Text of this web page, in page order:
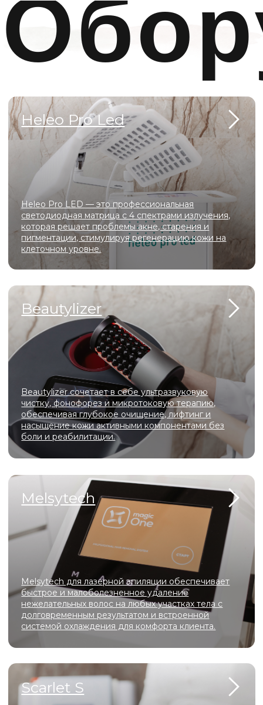
Современный аппарат для газожидкостного
пилинга, который сочетает глубокое очищение,
деликатное обновление кожи, лимфодренаж и
интенсивное увлажнение
АтисМед PRO 7
Capello сочетает функции эпиляции, лифтинга и
микротоков — всё необходимое для эффективной
косметологии в одном компактном устройстве.
Capello
Scarlet S обеспечивает безболезненную RF-лифтинг
и микроигольчатую терапию, запуская мощный
синтез коллагена для омоложения кожи без
длительной реабилитации.
Scarlet S
О
Мы создали уникальное пространство, в котором
гармонично сочетаются современные технологии,
профессионализм мастеров и атмосфера уюта. Здесь
каждая деталь продумана для того, чтобы вы могли
расслабиться, почувствовать заботу и насладиться
процессом преображения.
У нас вы сможете подчеркнуть свою естественную
красоту, сохранить молодость и здоровье, а также
выразить свою индивидуальность.
Мы ценим каждого клиента и делаем всё возможное,
чтобы вы уходили от нас с улыбкой и желанием
вернуться снова!